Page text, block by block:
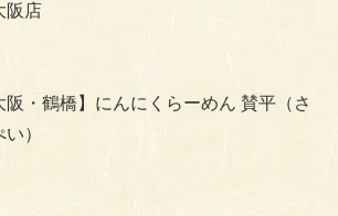
阪店
阪・鶴橋】にんにくらーめん 賛平（さ
）